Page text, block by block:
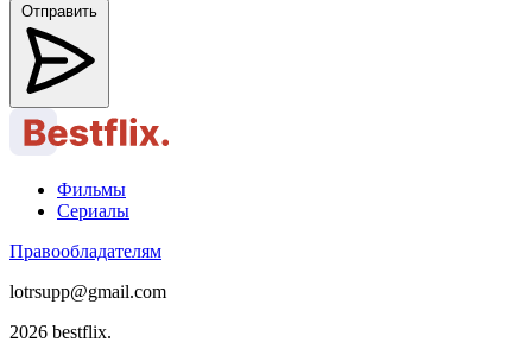
Отправить
Фильмы
Сериалы
Правообладателям
lotrsupp@gmail.com
2026 bestflix.